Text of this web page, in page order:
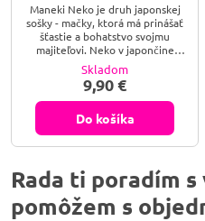
Maneki Neko je druh japonskej
sošky - mačky, ktorá má prinášať
šťastie a bohatstvo svojmu
majiteľovi. Neko v japončine
znamená mačka, maneki
pozvanie. Maneki Neko je teda
niečo ako pozývajúca, alebo
vábiaca mačka. Japonci milujú
toto milé zvieratko, ktoré je
prináša a pozýva do domu a do
Pokladnička čínska mačka šťastia
Maneki Neko...
Skladom
9,90 €
Do košíka
Rada ti poradím
pomôžem s